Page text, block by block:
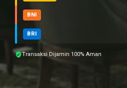
BNI
BRI
Transaksi Dijamin 100% Aman